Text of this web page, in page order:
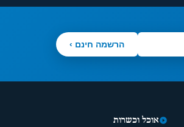
הרשמה חינם ›
אוכל וכשרות